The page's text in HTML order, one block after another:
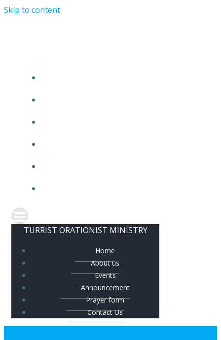
Skip to content
TURRIST ORATIONIST MINISTRY
Home
About us
Events
Announcement
Prayer form
Contact Us